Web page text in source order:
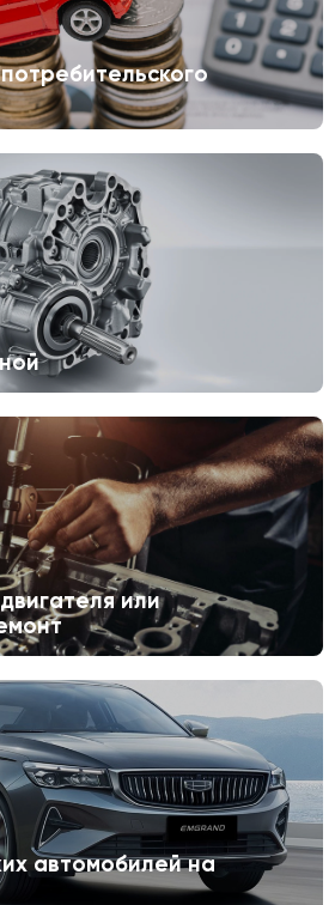
или
автомобилей на